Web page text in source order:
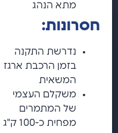
מתא הנהג
חסרונות:
נדרשת התקנה
בזמן הרכבת ארגז
המשאית
משקלם העצמי
של המתמרים
מפחית כ-100 ק"ג